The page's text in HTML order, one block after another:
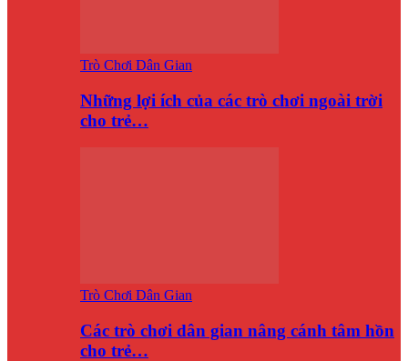
Trò Chơi Dân Gian
Những lợi ích của các trò chơi ngoài trời
cho trẻ…
Trò Chơi Dân Gian
Các trò chơi dân gian nâng cánh tâm hồn
cho trẻ…